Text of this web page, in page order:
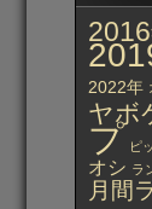
2022年
ヤボ
プ ピ
オシ ラ
月間